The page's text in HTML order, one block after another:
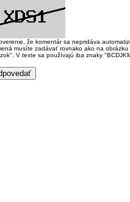
že komentár sa nepridáva
musíte zadávať rovnako ako na
V texte sa používajú iba znaky